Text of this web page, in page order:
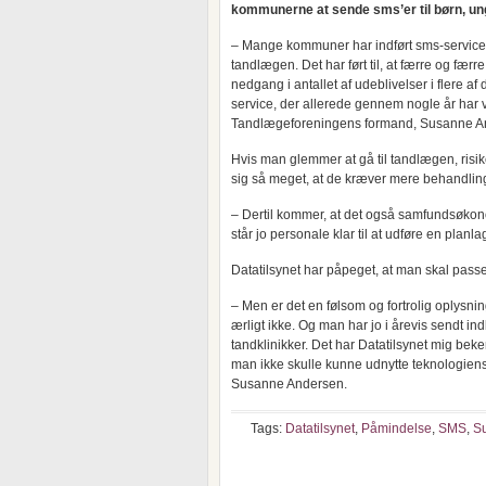
kommunerne at sende sms’er til børn,
– Mange kommuner har indført sms-
tandlægen. Det har ført til, at færre og
nedgang i antallet af udeblivelser i flere af
service, der allerede gennem nogle år
Tandlægeforeningens formand, Susanne
Hvis man glemmer at gå til tandlægen,
sig så meget, at de kræver mere
– Dertil kommer, at det også
står jo personale klar til at udføre en
Datatilsynet har påpeget, at man skal
– Men er det en følsom og fortrolig
ærligt ikke. Og man har jo i årevis sendt
tandklinikker. Det har Datatilsynet mig
man ikke skulle kunne udnytte
Susanne Andersen.
Tags: Datatilsynet, Påmindelse, SMS,